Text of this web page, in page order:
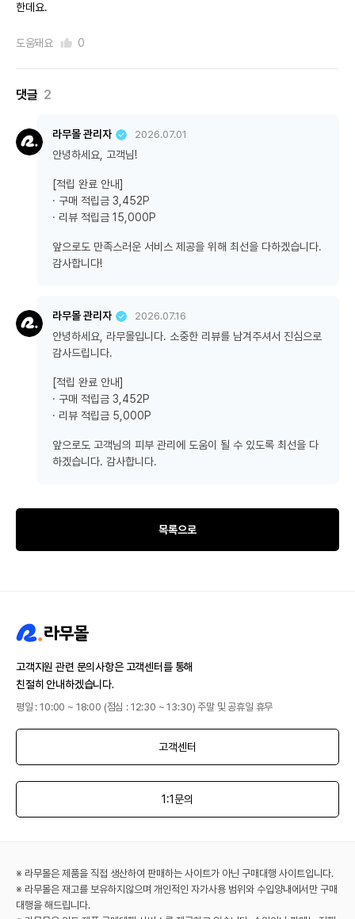
한데요.
도움돼요 0
댓글 2
라무몰 관리자 2026.07.01
안녕하세요, 고객님!
[적립 완료 안내]
· 구매 적립금 3,452P
· 리뷰 적립금 15,000P
앞으로도 만족스러운 서비스 제공을 위해 최선을 다하겠습니다.
감사합니다!
라무몰 관리자 2026.07.16
안녕하세요, 라무몰입니다. 소중한 리뷰를 남겨주셔서 진심으로
감사드립니다.
[적립 완료 안내]
· 구매 적립금 3,452P
· 리뷰 적립금 5,000P
앞으로도 고객님의 피부 관리에 도움이 될 수 있도록 최선을 다
하겠습니다. 감사합니다.
목록으로
고객지원 관련 문의사항은 고객센터를 통해
친절히 안내하겠습니다.
평일 : 10:00 ~ 18:00 (점심 : 12:30 ~ 13:30) 주말 및 공휴일 휴무
고객센터
1:1문의
※ 라무몰은 제품을 직접 생산하여 판매하는 사이트가 아닌 구매대행 사이트입니다.
※ 라무몰은 재고를 보유하지않으며 개인적인 자가사용 범위와 수입양내에서만 구매
대행을 해드립니다.